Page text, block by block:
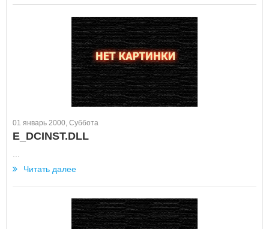
01 январь 2000, Суббота
E_DCINST.DLL
Читать далее